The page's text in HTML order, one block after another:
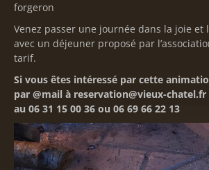
forgeron
Venez passer une journée dans la joie
avec un déjeuner proposé par
tarif.
Si vous êtes intéressé par cette
par @mail à reservation@vieux-
au 06 31 15 00 36 ou 06 69 66 22 13